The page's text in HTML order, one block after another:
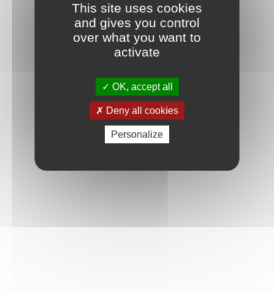
This site uses cookies
and gives you control
over what you want to
activate
OK, accept all
Deny all cookies
Personalize